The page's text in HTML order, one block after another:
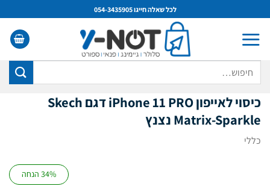
to
content
לכל שאלה חייגו 054-3435905
כיסוי לאייפון iPhone 11PRO
דגם Skech
Matrix-Sparkle נצנץ
כללי
34% הנחה